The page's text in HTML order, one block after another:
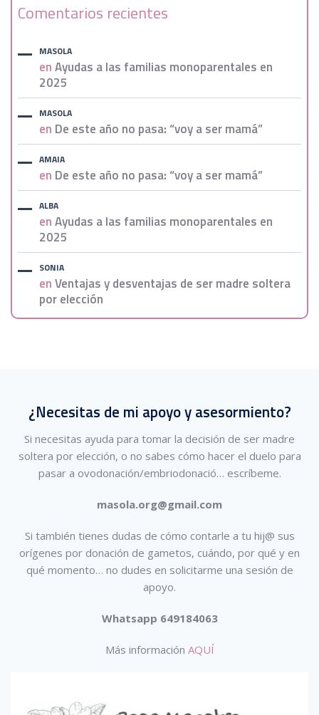
Comentarios recientes
MASOLA
enAyudas a las familias monoparentales en
2025
MASOLA
en De este año no pasa: “voy a ser mamá”
AMAIA
en De este año no pasa: “voy a ser mamá”
ALBA
enAyudas a las familias monoparentales en
2025
SONIA
enVentajas y desventajas de ser madre soltera
por elección
¿Necesitas de mi apoyo y asesormiento?
Si necesitas ayuda para tomar la decisión de ser madre
soltera por elección, o no sabes cómo hacer el duelo para
pasar a ovodonación/embriodonació… escríbeme.
masola.org@gmail.com
Si también tienes dudas de cómo contarle a tu hij@ sus
orígenes por donación de gametos, cuándo, por qué y en
qué momento… no dudes en solicitarme una sesión de
apoyo.
Whatsapp 649184063
Más información AQUÍ